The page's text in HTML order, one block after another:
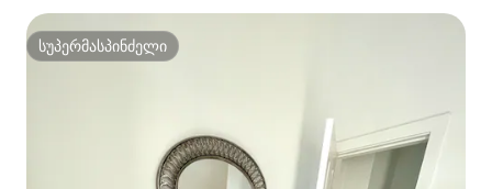
სუპერმასპინძელი
სუპერმასპინძელი